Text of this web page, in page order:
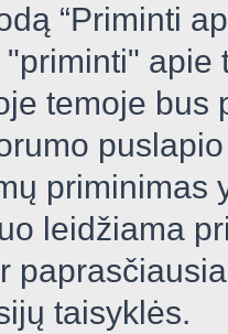
“Priminti
temoje bus
priminimas
leidžiama
taisyklės.